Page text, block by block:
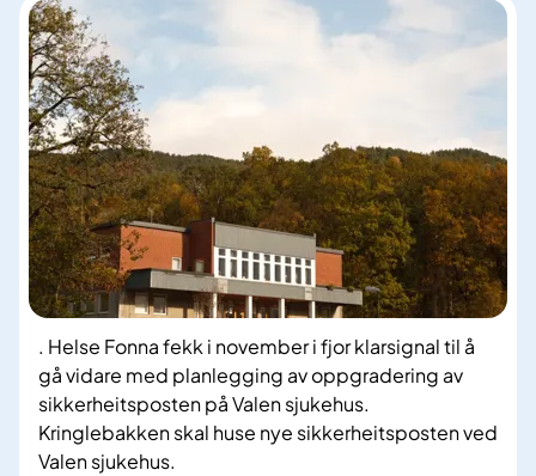
. Helse Fonna fekk i november i fjor klarsignal til å
gå vidare med planlegging av oppgradering av
sikkerheitsposten på Valen sjukehus.
Kringlebakken skal huse nye sikkerheitsposten ved
Valen sjukehus.